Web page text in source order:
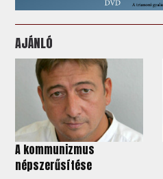
AJÁNLÓ
A kommunizmus
népszerűsítése